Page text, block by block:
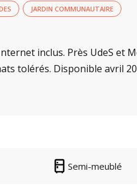
JARDIN COMMUNAUTAIRE
inclus. Près UdeS et
tolérés. Disponible avril
Semi-meublé